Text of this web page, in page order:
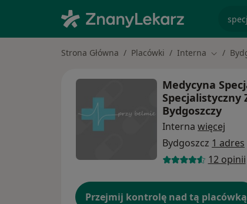
Strona Główna Placówki Interna Zmień
Medycyna
Specjalistyczny
Bydgoszczy
Interna więcej
Bydgoszcz 1 adres
12 opinii
Przejmij kontrolę nad tą placówką